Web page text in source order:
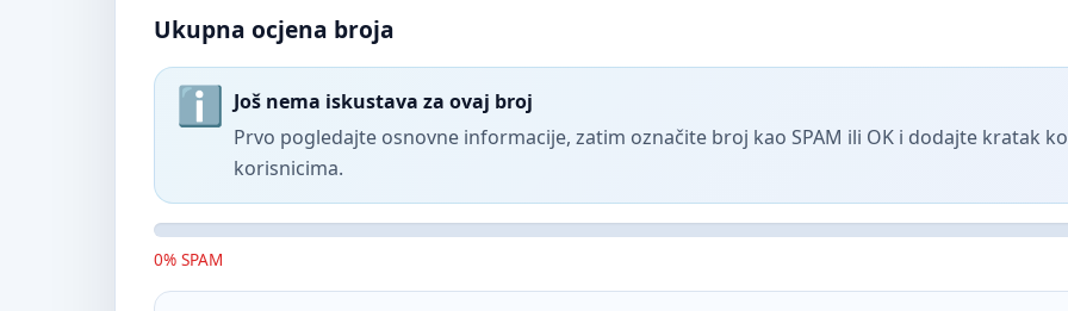
Ukupna ocjena broja
Još nema iskustava za ovaj broj
Prvo pogledajte osnovne informacije, zatim označite broj kao SPAM ili OK i dodajte kratak
korisnicima.
0% SPAM